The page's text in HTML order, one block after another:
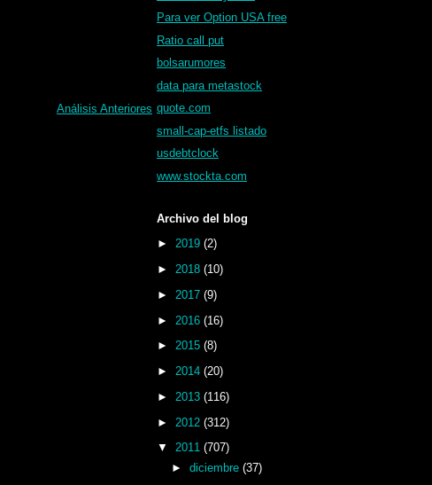
Análisis Anteriores
Para ver Option USA free
Ratio call put
bolsarumores
data para metastock
quote.com
small-cap-etfs listado
usdebtclock
www.stockta.com
Archivo del blog
► 2019 (2)
► 2018 (10)
► 2017 (9)
► 2016 (16)
► 2015 (8)
► 2014 (20)
► 2013 (116)
► 2012 (312)
▼ 2011 (707)
► diciembre (37)